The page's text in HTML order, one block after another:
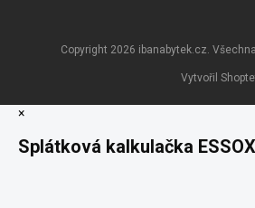
Vytvořil
Copyright 2026 ibanabytek.cz.
×
Splátková kalkulačka ESSOX